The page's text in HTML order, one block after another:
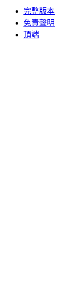
完整版本
免責聲明
頂端